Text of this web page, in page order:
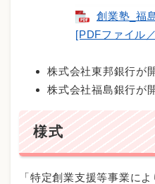
創業塾_福
[PDFファイル
株式会社東邦銀行が
株式会社福島銀行が
様式
「特定創業支援等事業に